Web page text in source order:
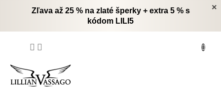
×
Zľava až 25 % na zlaté šperky + extra 5 % s
kódom LILI5